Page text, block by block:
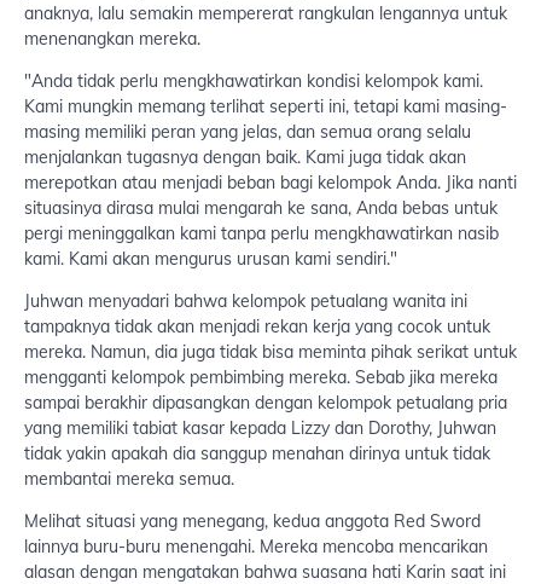
anaknya, lalu semakin mempererat rangkulan lengannya untuk
menenangkan mereka.
"Anda tidak perlu mengkhawatirkan kondisi kelompok kami.
Kami mungkin memang terlihat seperti ini, tetapi kami masing-
masing memiliki peran yang jelas, dan semua orang selalu
menjalankan tugasnya dengan baik. Kami juga tidak akan
merepotkan atau menjadi beban bagi kelompok Anda. Jika nanti
situasinya dirasa mulai mengarah ke sana, Anda bebas untuk
pergi meninggalkan kami tanpa perlu mengkhawatirkan nasib
kami. Kami akan mengurus urusan kami sendiri."
Juhwan menyadari bahwa kelompok petualang wanita ini
tampaknya tidak akan menjadi rekan kerja yang cocok untuk
mereka. Namun, dia juga tidak bisa meminta pihak serikat untuk
mengganti kelompok pembimbing mereka. Sebab jika mereka
sampai berakhir dipasangkan dengan kelompok petualang pria
yang memiliki tabiat kasar kepada Lizzy dan Dorothy, Juhwan
tidak yakin apakah dia sanggup menahan dirinya untuk tidak
membantai mereka semua.
Melihat situasi yang menegang, kedua anggota Red Sword
lainnya buru-buru menengahi. Mereka mencoba mencarikan
alasan dengan mengatakan bahwa suasana hati Karin saat ini